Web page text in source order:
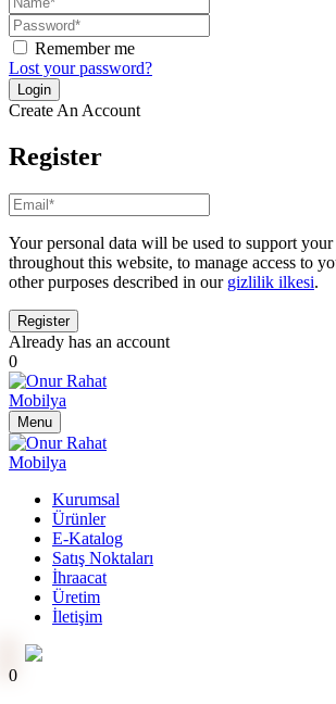
Remember me
Lost your password?
Create An Account
Register
Your personal data will be used to support your
throughout this website, to manage access to
other purposes described in our gizlilik ilkesi.
Already has an account
0
Menu
Kurumsal
Ürünler
E-Katalog
Satış Noktaları
İhraacat
Üretim
İletişim
0